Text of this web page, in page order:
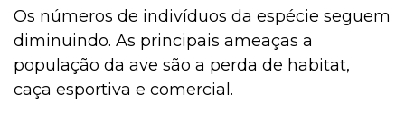
Os números de indivíduos da espécie seguem
diminuindo. As principais ameaças a
população da ave são a perda de habitat,
caça esportiva e comercial.